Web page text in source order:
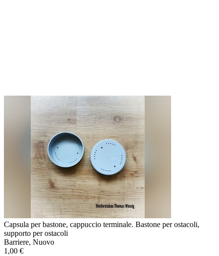
Capsula per bastone, cappuccio terminale. Bastone per ostacoli,
supporto per ostacoli
Barriere, Nuovo
1,00 €